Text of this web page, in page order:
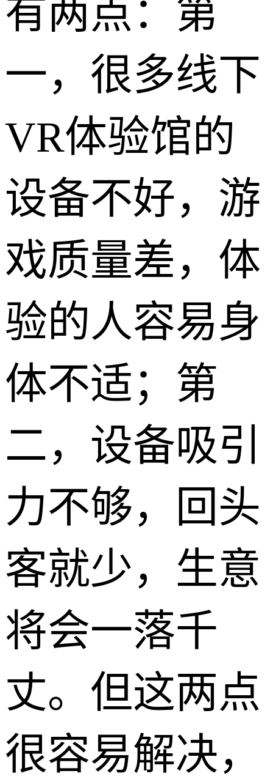
有两点：第
一，很多线下
VR体验馆的
设备不好，游
戏质量差，体
验的人容易身
体不适；第
二，设备吸引
力不够，回头
客就少，生意
将会一落千
丈。但这两点
很容易解决，